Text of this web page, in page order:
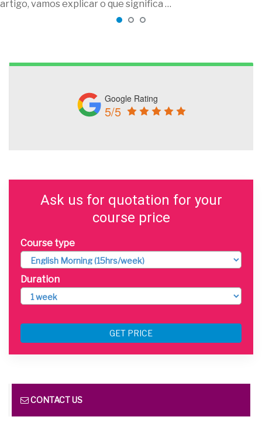
artigo, vamos explicar o que significa …
Google Rating
5/5
Ask us for quotation for your
course price
Course type
Duration
GET PRICE
CONTACT US